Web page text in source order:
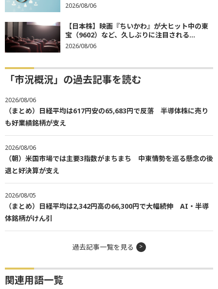
2026/08/06
【日本株】映画『ちいかわ』が大ヒット中の東
宝（9602）など、久しぶりに注目される...
2026/08/06
「市況概況」の過去記事を読む
2026/08/06
（まとめ）日経平均は617円安の65,683円で反落 半導体株に売り
も好業績銘柄が支え
2026/08/06
（朝）米国市場では主要3指数がまちまち 中東情勢を巡る懸念の後
退と好決算が支え
2026/08/05
（まとめ）日経平均は2,342円高の66,300円で大幅続伸 AI・半導
体銘柄がけん引
過去記事一覧を見る
関連用語一覧